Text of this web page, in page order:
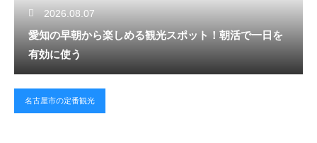
2026.08.07
愛知の早朝から楽しめる観光スポット！朝活で一日を
有効に使う
名古屋市の定番観光